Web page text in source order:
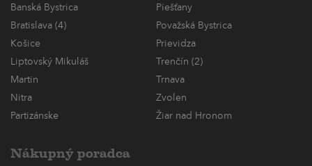
Banská Bystrica
Piešťany
Bratislava (4)
Považská Bystrica
Košice
Prievidza
Liptovský Mikuláš
Trenčín (2)
Martin
Trnava
Nitra
Zvolen
Partizánske
Žiar nad Hronom
Nákupný poradca